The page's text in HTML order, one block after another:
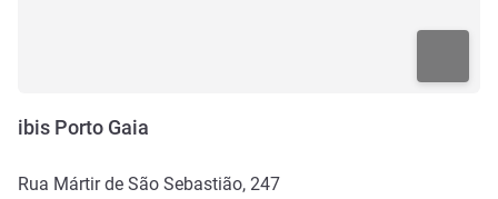
ibis Porto Gaia
Rua Mártir de São Sebastião, 247